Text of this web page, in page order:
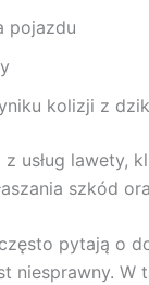
pojazdu
kolizji z
usług lawety,
szkód
pytają o
niesprawny.